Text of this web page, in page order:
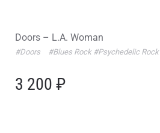
Doors – L.A. Woman
#Doors #Blues Rock #Psychedelic Rock
3 200 ₽